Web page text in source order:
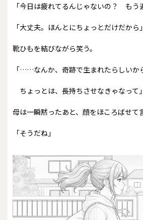
「今日は疲れてるんじゃないの？ も
「大丈夫。ほんとにちょっとだけだから」
靴ひもを結びながら笑う。
「……なんか、奇跡で生まれたらしいか
ちょっとは、長持ちさせなきゃなって」
母は一瞬黙ったあと、顔をほころばせて
「そうだね」